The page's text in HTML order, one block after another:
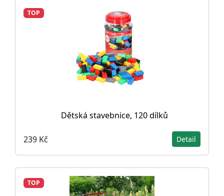
TOP
Dětská stavebnice, 120 dílků
239 Kč Detail
TOP